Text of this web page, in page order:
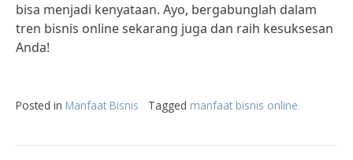
bisa menjadi kenyataan. Ayo, bergabunglah dalam
tren bisnis online sekarang juga dan raih kesuksesan
Anda!
Posted in Manfaat Bisnis Tagged manfaat bisnis online